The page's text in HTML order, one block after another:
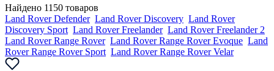
Fiat
Fisker
Force
Найдено 1150 товаров
Land Rover Defender Land Rover Discovery Land Rover
Discovery Sport Land Rover Freelander Land Rover Freelander 2
Land Rover Range Rover Land Rover Range Rover Evoque Land
Rover Range Rover Sport Land Rover Range Rover Velar